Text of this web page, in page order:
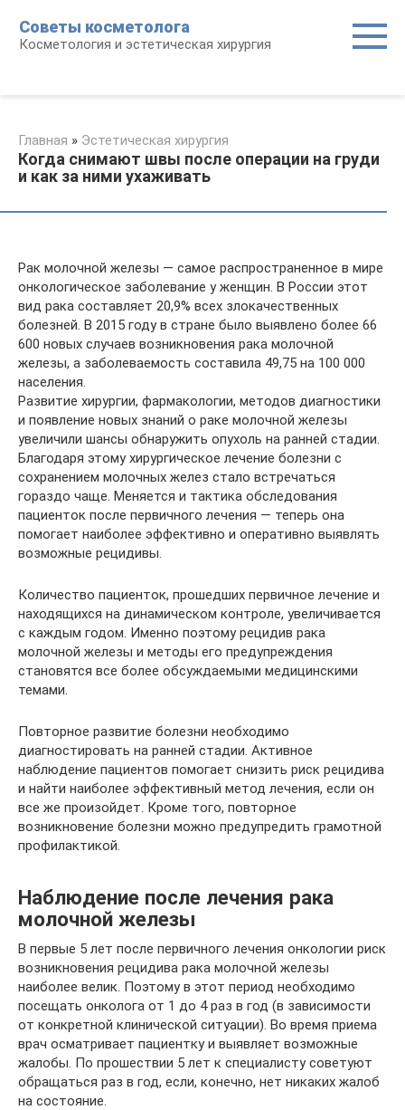
контенту
Советы косметолога
Косметология и эстетическая хирургия
Главная » Эстетическая хирургия
Когда снимают швы после операции на груди
и как за ними ухаживать
Рак молочной железы — самое распространенное в мире
онкологическое заболевание у женщин. В России этот
вид рака составляет 20,9% всех злокачественных
болезней. В 2015 году в стране было выявлено более 66
600 новых случаев возникновения рака молочной
железы, а заболеваемость составила 49,75 на 100 000
населения.
Развитие хирургии, фармакологии, методов диагностики
и появление новых знаний о раке молочной железы
увеличили шансы обнаружить опухоль на ранней стадии.
Благодаря этому хирургическое лечение болезни с
сохранением молочных желез стало встречаться
гораздо чаще. Меняется и тактика обследования
пациенток после первичного лечения — теперь она
помогает наиболее эффективно и оперативно выявлять
возможные рецидивы.
Количество пациенток, прошедших первичное лечение и
находящихся на динамическом контроле, увеличивается
с каждым годом. Именно поэтому рецидив рака
молочной железы и методы его предупреждения
становятся все более обсуждаемыми медицинскими
темами.
Повторное развитие болезни необходимо
диагностировать на ранней стадии. Активное
наблюдение пациентов помогает снизить риск рецидива
и найти наиболее эффективный метод лечения, если он
все же произойдет. Кроме того, повторное
возникновение болезни можно предупредить грамотной
профилактикой.
Наблюдение после лечения рака
молочной железы
В первые 5 лет после первичного лечения онкологии риск
возникновения рецидива рака молочной железы
наиболее велик. Поэтому в этот период необходимо
посещать онколога от 1 до 4 раз в год (в зависимости
от конкретной клинической ситуации). Во время приема
врач осматривает пациентку и выявляет возможные
жалобы. По прошествии 5 лет к специалисту советуют
обращаться раз в год, если, конечно, нет никаких жалоб
на состояние.